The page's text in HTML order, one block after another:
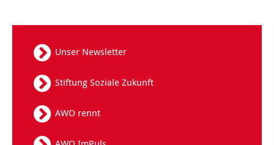
Unser Newsletter
Stiftung Soziale Zukunft
AWO rennt